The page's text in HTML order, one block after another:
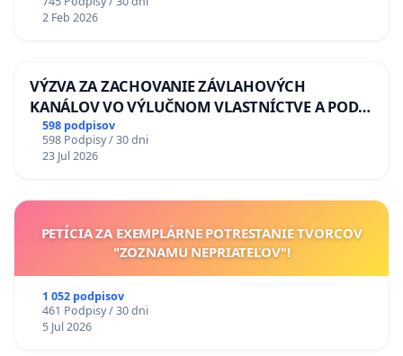
2 Feb 2026
VÝZVA ZA ZACHOVANIE ZÁVLAHOVÝCH
KANÁLOV VO VÝLUČNOM VLASTNÍCTVE A POD
KONTROLOU SLOVENSKEJ REPUBLIKY & žiadosť
na riešenie zanedbaného stavu závlahových a
odvodňovacích kanálov na Slovensku
598 podpisov
598 Podpisy / 30 dni
23 Jul 2026
PETÍCIA ZA EXEMPLÁRNE POTRESTANIE TVORCOV
"ZOZNAMU NEPRIATEĽOV"!
1 052 podpisov
461 Podpisy / 30 dni
5 Jul 2026